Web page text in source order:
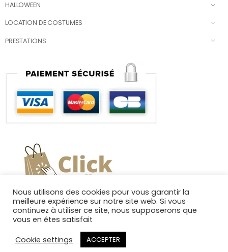
HALLOWEEN
LOCATION DE COSTUMES
PRESTATIONS
Copyright 2025. Tous droits réservés.
Nous utilisons des cookies pour vous garantir la
meilleure expérience sur notre site web. Si vous
continuez à utiliser ce site, nous supposerons que
vous en êtes satisfait
Cookie settings
ACCEPTER